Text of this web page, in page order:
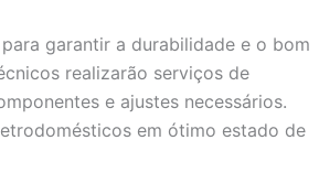
garantir a durabilidade e o bom
realizarão serviços de
e ajustes necessários.
em ótimo estado de